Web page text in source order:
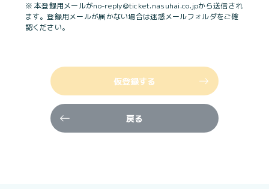
※ 本登録用メールがno-reply@ticket.nasuhai.co.jpから送信され
ます。登録用メールが届かない場合は迷惑メールフォルダをご確
認ください。
仮登録する
戻る